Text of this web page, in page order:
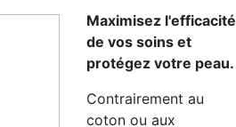
Maximisez l'efficacité
de vos soins et
protégez votre peau.
Contrairement au
coton ou aux